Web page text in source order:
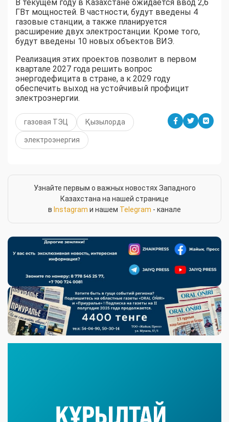
В текущем году в Казахстане ожидается ввод 2,6
ГВт мощностей. В частности, будут введены 4
газовые станции, а также планируется
расширение двух электростанции. Кроме того,
будут введены 10 новых объектов ВИЭ.
Реализация этих проектов позволит в первом
квартале 2027 года решить вопрос
энергодефицита в стране, а к 2029 году
обеспечить выход на устойчивый профицит
электроэнергии.
газовая ТЭЦ Қызылорда
электроэнергия
Узнайте первым о важных новостях Западного
Казахстана на нашей странице
в Instagram и нашем Telegram - канале